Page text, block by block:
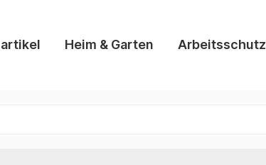
Heim & Garten Arbeitsschutz